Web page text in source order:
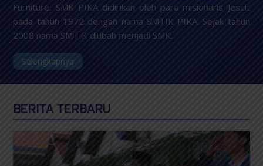
Furniture. SMK PIKA didirikan oleh para misionaris Jesuit
pada tahun 1972 dengan nama SMTIK PIKA. Sejak tahun
2008 nama SMTIK diubah menjadi SMK.
Selengkapnya
BERITA TERBARU